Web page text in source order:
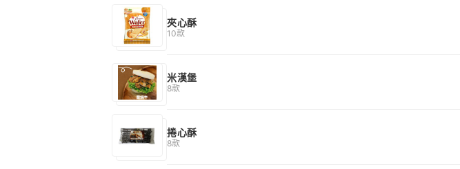
夾心酥
10款
米漢堡
8款
捲心酥
8款